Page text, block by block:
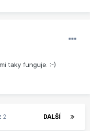
taky funguje. :-)
DALŠÍ
2